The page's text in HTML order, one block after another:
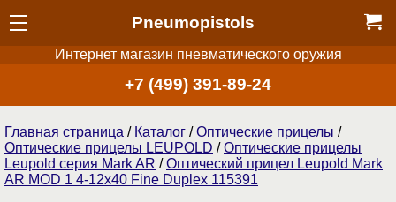
Pneumopistols
Интернет магазин пневматического оружия
+7 (499) 391-89-24
Главная страница / Каталог /Оптические прицелы /
Оптические прицелы LEUPOLD /Оптические прицелы
Leupold серия Mark AR /Оптический прицел Leupold Mark
AR MOD 1 4-12x40 Fine Duplex 115391